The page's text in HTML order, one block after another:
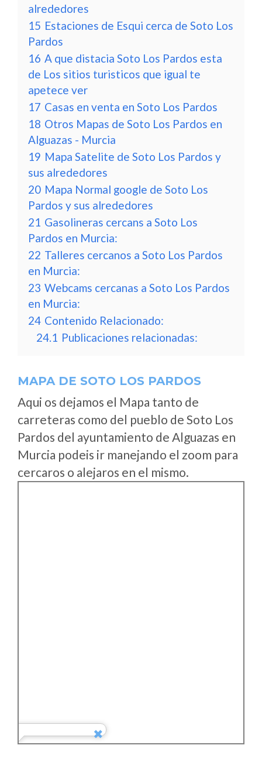
alrededores
15 Estaciones de Esqui cerca de Soto Los
Pardos
16 A que distacia Soto Los Pardos esta
de Los sitios turisticos que igual te
apetece ver
17 Casas en venta en Soto Los Pardos
18 Otros Mapas de Soto Los Pardos en
Alguazas - Murcia
19 Mapa Satelite de Soto Los Pardos y
sus alrededores
20 Mapa Normal google de Soto Los
Pardos y sus alrededores
21 Gasolineras cercans a Soto Los
Pardos en Murcia:
22 Talleres cercanos a Soto Los Pardos
en Murcia:
23 Webcams cercanas a Soto Los Pardos
en Murcia:
24 Contenido Relacionado:
24.1 Publicaciones relacionadas:
MAPA DE SOTO LOS PARDOS
Aqui os dejamos el Mapa tanto de
carreteras como del pueblo de Soto Los
Pardos del ayuntamiento de Alguazas en
Murcia podeis ir manejando el zoom para
cercaros o alejaros en el mismo.